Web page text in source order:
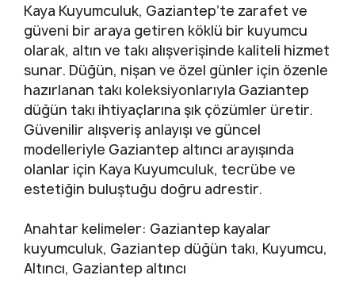
Kaya Kuyumculuk, Gaziantep’te zarafet ve
güveni bir araya getiren köklü bir kuyumcu
olarak, altın ve takı alışverişinde kaliteli hizmet
sunar. Düğün, nişan ve özel günler için özenle
hazırlanan takı koleksiyonlarıyla Gaziantep
düğün takı ihtiyaçlarına şık çözümler üretir.
Güvenilir alışveriş anlayışı ve güncel
modelleriyle Gaziantep altıncı arayışında
olanlar için Kaya Kuyumculuk, tecrübe ve
estetiğin buluştuğu doğru adrestir.
Anahtar kelimeler: Gaziantep kayalar
kuyumculuk, Gaziantep düğün takı, Kuyumcu,
Altıncı, Gaziantep altıncı